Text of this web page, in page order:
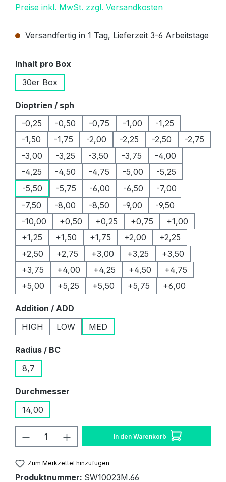
Preise inkl. MwSt. zzgl. Versandkosten
Versandfertig in 1 Tag, Lieferzeit 3-6 Arbeitstage
Inhalt pro Box
30er Box
Dioptrien / sph
-0,25
-0,50 -0,75 -1,00
-1,25
-1,50
-1,75 -2,00 -2,25 -2,50
-2,75
-3,00
-3,25 -3,50 -3,75
-4,00
-4,25
-4,50 -4,75 -5,00
-5,25
-5,50
-5,75 -6,00 -6,50
-7,00
-7,50
-8,00 -8,50 -9,00
-9,50
-10,00
+0,50 +0,25 +0,75
+1,00
+1,25
+1,50 +1,75 +2,00
+2,25
+2,50
+2,75 +3,00 +3,25
+3,50
+3,75
+4,00 +4,25 +4,50
+4,75
+5,00
+5,25 +5,50 +5,75 +6,00
Addition / ADD
HIGH
LOW MED
Radius / BCauswählen
8,7
Durchmesser
14,00
Produkt Anzahl: Gib den
In den Warenkorb
Zum Merkzettel hinzufügen
Produktnummer: SW10023M.66